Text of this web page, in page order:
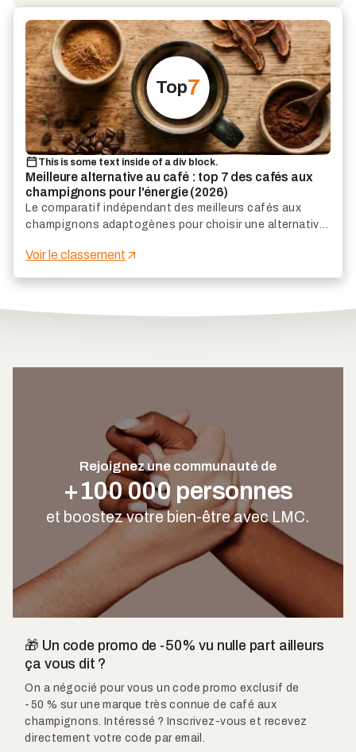
Top7
This is some text inside of a div block.
Meilleure alternative au café : top 7 des cafés aux
champignons pour l'énergie (2026)
Le comparatif indépendant des meilleurs cafés aux
champignons adaptogènes pour choisir une alternative
au quotidien.
Voir le classement
Rejoignez une communauté de
+100 000 personnes
et boostez votre bien-être avec LMC.
🎁 Un code promo de -50% vu nulle part ailleurs
ça vous dit ?
On a négocié pour vous un code promo exclusif de
-50 % sur une marque très connue de café aux
champignons. Intéressé ? Inscrivez-vous et recevez
directement votre code par email.